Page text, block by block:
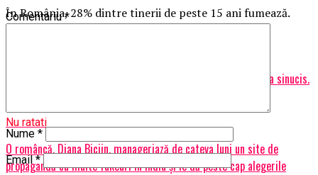
În România, 28% dintre tinerii de peste 15 ani fumează.
Fostul soț al unei celebre creatoare de modă din România s-a sinucis.
Nu ratati
O româncă, Diana Biciin, manageriază de cateva luni un site de
propagandă cu multe fakeuri în India şi le dă peste cap alegerile
Comentariu*
Nume *
Email*